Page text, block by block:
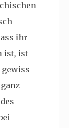
ihr
ist, ist